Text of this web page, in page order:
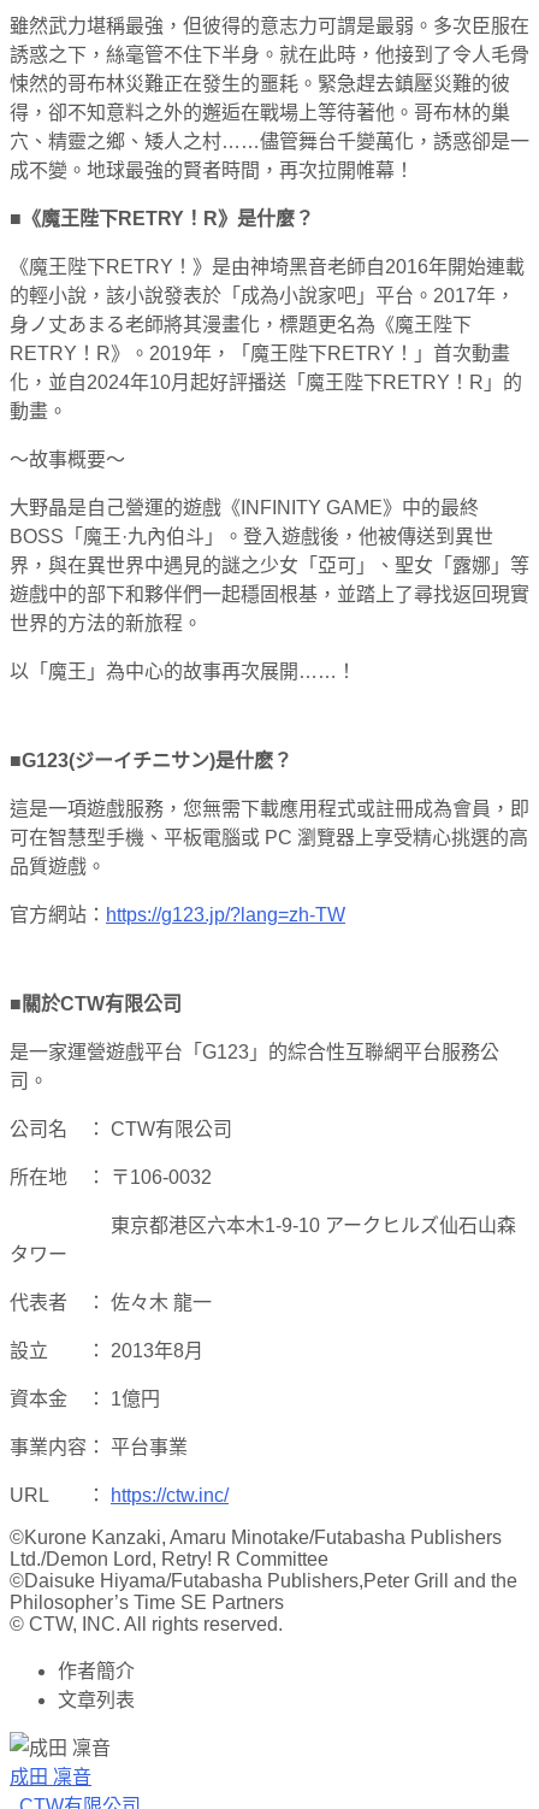
雖然武力堪稱最強，但彼得的意志力可謂是最弱。 多次臣服在
誘惑之下，絲毫管不住下半身。 就在此時，他接到了令人毛骨
悚然的哥布林災難正在發生的噩耗。 緊急趕去鎮壓災難的彼
得，卻不知意料之外的邂逅在戰場上等待著他。 哥布林的巢
穴、精靈之鄉、矮人之村……儘管舞台千變萬化，誘惑卻是一
成不變。 地球最強的賢者時間，再次拉開帷幕！
■《魔王陛下RETRY！R》是什麼？
《魔王陛下RETRY！》是由神埼黑音老師自2016年開始連載
的輕小說，該小說發表於「成為小說家吧」平台。2017年，
身ノ丈あまる老師將其漫畫化，標題更名為《魔王陛下
RETRY！R》。2019年，「魔王陛下RETRY！」首次動畫
化，並自2024年10月起好評播送「魔王陛下RETRY！R」的
動畫。
～故事概要～
大野晶是自己營運的遊戲《INFINITY GAME》中的最終
BOSS「魔王·九內伯斗」。登入遊戲後，他被傳送到異世
界，與在異世界中遇見的謎之少女「亞可」、聖女「露娜」等
遊戲中的部下和夥伴們一起穩固根基，並踏上了尋找返回現實
世界的方法的新旅程。
以「魔王」為中心的故事再次展開……！
■G123(ジーイチニサン)是什麽？
這是一項遊戲服務，您無需下載應用程式或註冊成為會員，即
可在智慧型手機、平板電腦或 PC 瀏覽器上享受精心挑選的高
品質遊戲。
官方網站： https://g123.jp/?lang=zh-TW
■關於CTW有限公司
是一家運營遊戲平台「G123」的綜合性互聯網平台服務公
司。
公司名 ： CTW有限公司
所在地 ： 〒106-0032
東京都港区六本木1-9-10 アークヒルズ仙石山森
タワー
代表者 ： 佐々木 龍一
設立 ： 2013年8月
資本金 ： 1億円
事業内容： 平台事業
URL ： https://ctw.inc/
©Kurone Kanzaki, Amaru Minotake/Futabasha Publishers
Ltd./Demon Lord, Retry! R Committee
©Daisuke Hiyama/Futabasha Publishers,Peter Grill and the
Philosopher’s Time SE Partners
© CTW, INC. All rights reserved.
作者簡介
文章列表
成田 凜音